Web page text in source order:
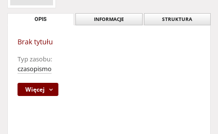
OPIS INFORMACJE STRUKTURA
Brak tytułu
Typ zasobu:
czasopismo
Więcej